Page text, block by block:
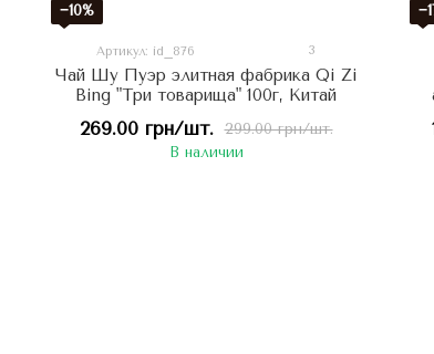
−10%
Артикул: id_876 3
Чай Шу Пуэр элитная фабрика Qi Zi
Bing "Три товарища" 100г, Китай
299.00 грн/шт.
269.00 грн/шт.
В наличии